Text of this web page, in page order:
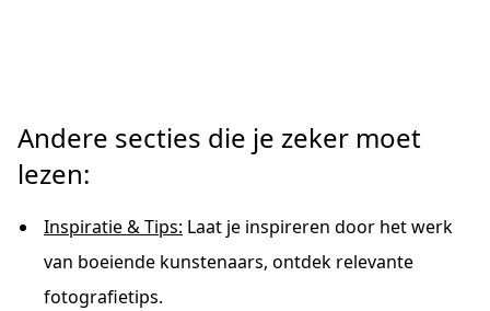
Andere secties die je zeker moet
lezen:
Inspiratie & Tips: Laat je inspireren door het werk
van boeiende kunstenaars, ontdek relevante
fotografietips.